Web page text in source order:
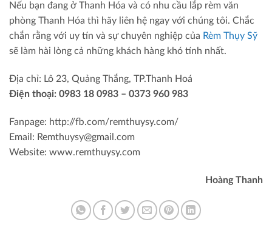
Nếu bạn đang ở Thanh Hóa và có nhu cầu lắp rèm văn
phòng Thanh Hóa thì hãy liên hệ ngay với chúng tôi. Chắc
chắn rằng với uy tín và sự chuyên nghiệp của Rèm Thụy Sỹ
sẽ làm hài lòng cả những khách hàng khó tính nhất.
Địa chỉ: Lô 23, Quảng Thắng, TP.Thanh Hoá
Điện thoại: 0983 18 0983 – 0373 960 983
Fanpage: http://fb.com/remthuysy.com/
Email: Remthuysy@gmail.com
Website: www.remthuysy.com
Hoàng Thanh